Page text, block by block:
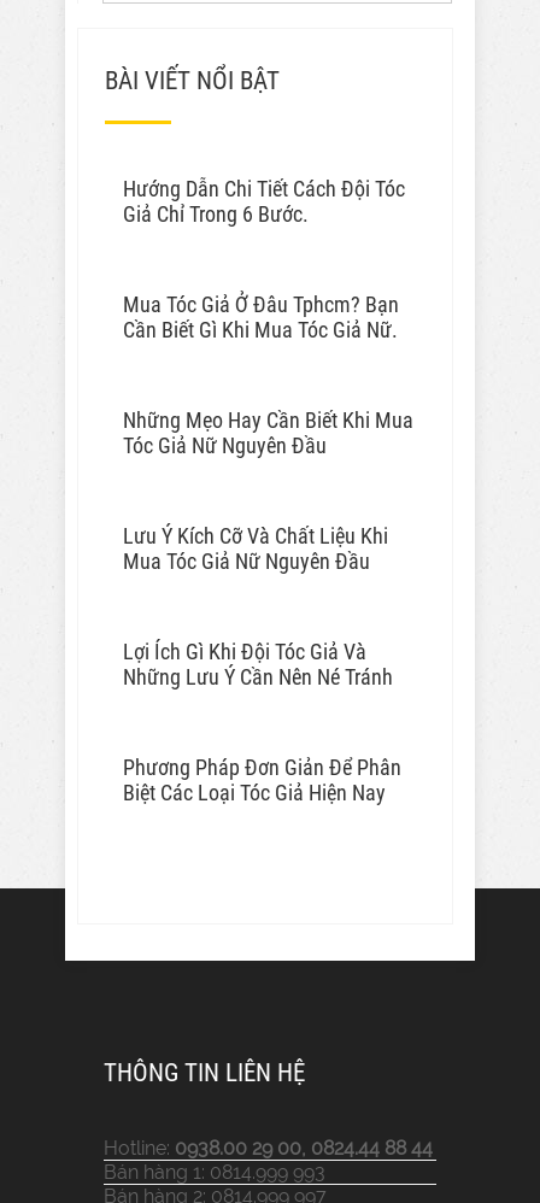
BÀI VIẾT NỔI BẬT
Hướng Dẫn Chi Tiết Cách Đội Tóc
Giả Chỉ Trong 6 Bước.
Mua Tóc Giả Ở Đâu Tphcm? Bạn
Cần Biết Gì Khi Mua Tóc Giả Nữ.
Những Mẹo Hay Cần Biết Khi Mua
Tóc Giả Nữ Nguyên Đầu
Lưu Ý Kích Cỡ Và Chất Liệu Khi
Mua Tóc Giả Nữ Nguyên Đầu
Lợi Ích Gì Khi Đội Tóc Giả Và
Những Lưu Ý Cần Nên Né Tránh
Phương Pháp Đơn Giản Để Phân
Biệt Các Loại Tóc Giả Hiện Nay
THÔNG TIN LIÊN HỆ
Hotline: 0938.00 29 00, 0824.44 88 44
Bán hàng 1: 0814.999 993
Bán hàng 2: 0814.999 997